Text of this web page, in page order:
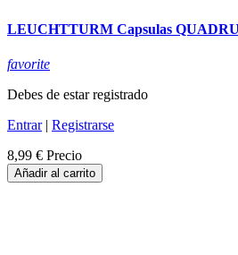
LEUCHTTURM Capsulas
favorite
Debes de estar registrado
Entrar| Registrarse
8,99 € Precio
Añadir al carrito